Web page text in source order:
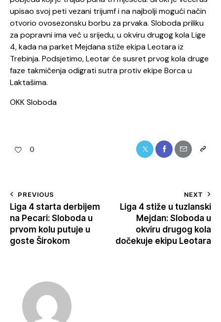
upisao svoj peti vezani trijumf i na najbolji mogući način
otvorio ovosezonsku borbu za prvaka. Sloboda priliku
za popravni ima već u srijedu, u okviru drugog kola Lige
4, kada na parket Mejdana stiže ekipa Leotara iz
Trebinja. Podsjetimo, Leotar će susret prvog kola druge
faze takmičenja odigrati sutra protiv ekipe Borca u
Laktašima.
OKK Sloboda
0
PREVIOUS
Liga 4 starta derbijem
na Pecari: Sloboda u
prvom kolu putuje u
goste Širokom
NEXT
Liga 4 stiže u tuzlanski
Mejdan: Sloboda u
okviru drugog kola
dočekuje ekipu Leotara